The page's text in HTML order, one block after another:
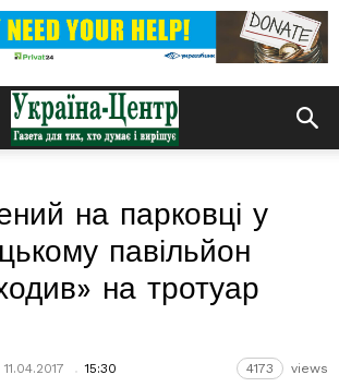
на парковці у
павільйон
на тротуар
11.04.2017 15:30 4173 views